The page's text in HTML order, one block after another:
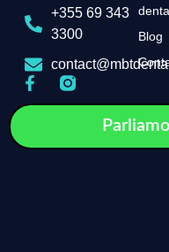
+355 69 343
3300
Blog